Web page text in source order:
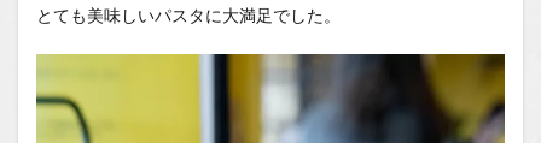
とても美味しいパスタに大満足でした。